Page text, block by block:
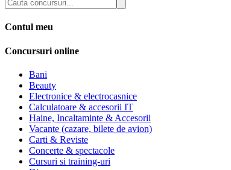
Contul meu
Concursuri online
Bani
Beauty
Electronice & electrocasnice
Calculatoare & accesorii IT
Haine, Incaltaminte & Accesorii
Vacante (cazare, bilete de avion)
Carti & Reviste
Concerte & spectacole
Cursuri si training-uri